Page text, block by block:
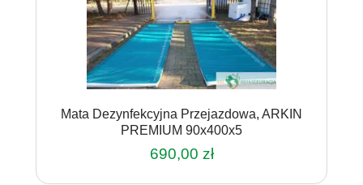
Mata Dezynfekcyjna Przejazdowa, ARKIN
PREMIUM 90x400x5
690,00 zł